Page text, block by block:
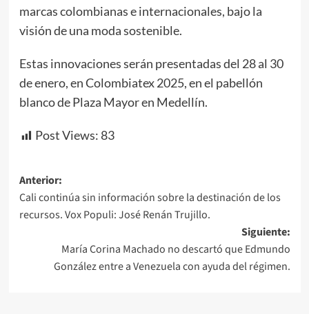
marcas colombianas e internacionales, bajo la
visión de una moda sostenible.
Estas innovaciones serán presentadas del 28 al 30
de enero, en Colombiatex 2025, en el pabellón
blanco de Plaza Mayor en Medellín.
Post Views: 83
Navegación
de
entradas
Anterior:
Cali continúa sin información sobre la destinación de los
recursos. Vox Populi: José Renán Trujillo.
Siguiente:
María Corina Machado no descartó que Edmundo
González entre a Venezuela con ayuda del régimen.